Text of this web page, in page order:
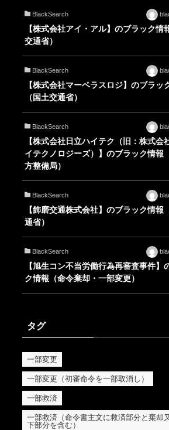
BlackSearch
【株式会社アイ・アル】のブラック情
交通省）
BlackSearch
【株式会社マーベラスロジ】のブラッ
（国土交通省）
BlackSearch
【株式会社日立ハイテク（旧：株式会
イテクノロジーズ）】のブラック情報
方整備局）
BlackSearch
【飾磨交通株式会社】のブラック情報
通省）
BlackSearch
【旭生コン不当労働行為再審査事件】
ク情報（命令棄却・一部変更）
タグ
一部変更
一部変更（初審命令を一部取消し）
一部救済
一部救済（命令書主文に救済部分と棄却
下部分を含む）